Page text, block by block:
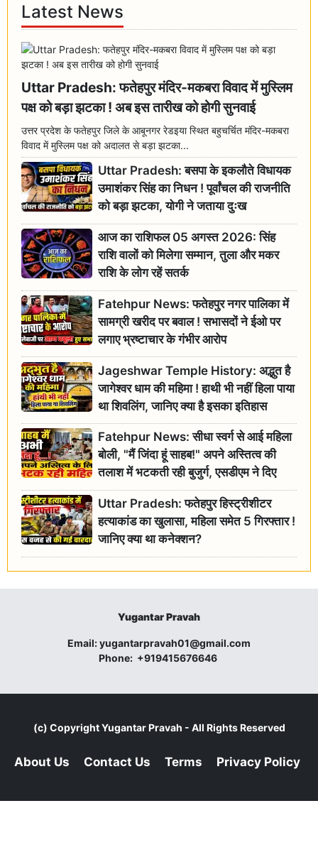
Latest News
Uttar Pradesh: फतेहपुर मंदिर-मकबरा विवाद में मुस्लिम
पक्ष को बड़ा झटका ! अब इस तारीख को होगी सुनवाई
उत्तर प्रदेश के फतेहपुर जिले के आबूनगर रेडइया स्थित बहुचर्चित मंदिर-मकबरा
विवाद में मुस्लिम पक्ष को अदालत से बड़ा झटका...
Uttar Pradesh: बसपा के इकलौते विधायक
उमाशंकर सिंह का निधन ! पूर्वांचल की राजनीति
को बड़ा झटका, योगी ने जताया दुःख
आज का राशिफल 05 अगस्त 2026: सिंह
राशि वालों को मिलेगा सम्मान, तुला और मकर
राशि के लोग रहें सतर्क
Fatehpur News: फतेहपुर नगर पालिका में
सामग्री खरीद पर बवाल ! सभासदों ने ईओ पर
लगाए भ्रष्टाचार के गंभीर आरोप
Jageshwar Temple History: अद्भुत है
जागेश्वर धाम की महिमा ! हाथी भी नहीं हिला पाया
था शिवलिंग, जानिए क्या है इसका इतिहास
Fatehpur News: सीधा स्वर्ग से आई महिला
बोली, "मैं जिंदा हूं साहब!" अपने अस्तित्व की
तलाश में भटकती रही बुजुर्ग, एसडीएम ने दिए
जांच के आदेश
Uttar Pradesh: फतेहपुर हिस्ट्रीशीटर
हत्याकांड का खुलासा, महिला समेत 5 गिरफ्तार !
जानिए क्या था कनेक्शन?
Yugantar Pravah
Email:yugantarpravah01@gmail.com
Phone: +919415676646
(c) CopyrightYugantar Pravah - All Rights Reserved
About Us Contact Us Terms Privacy Policy